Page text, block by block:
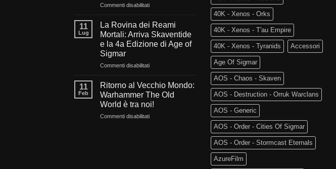
aspetta
futuro
di
Warhammer
40.000?
Commenti disabilitatisu
Fede
Fuoco:
L’evoluzione
Warhammer
Kill
Team
11
Lug
La Rovina dei Reami
Mortali: Arriva Skaventide
e la 4a Edizione di Age of
Sigmar
Commenti disabilitatisu
Rovina
dei
Reami
Mortali:
Arriva
11
Feb
Ritorno al Vecchio Mondo:
Warhammer The Old
World è tra noi!
Commenti disabilitatisu
40K - Xenos - Orks
40K - Xenos - T'au Empire
40K - Xenos - Tyranids Accessori
Age Of Sigmar
AOS - Chaos - Skaven
AOS - Destruction - Orruk Warclans
AOS - Generic
AOS - Order - Cities Of Sigmar
AOS - Order - Stormcast Eternals
AzureFilm